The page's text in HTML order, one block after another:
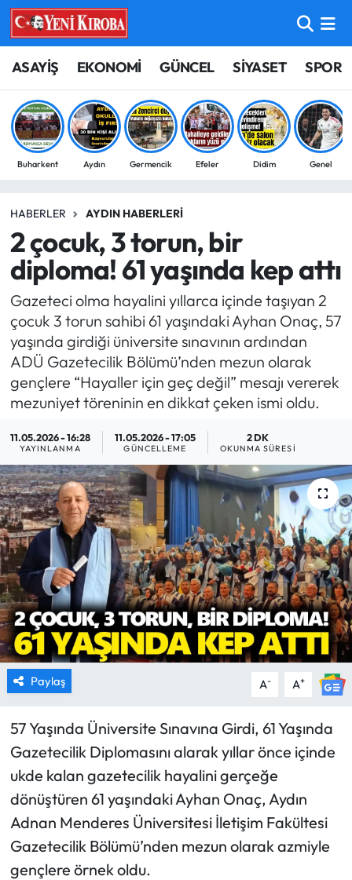
ASAYİŞ EKONOMİ GÜNCEL SİYASET SPOR
Buharkent Aydın Germencik Efeler Didim Genel
HABERLER AYDIN HABERLERI
2 çocuk, 3 torun, bir
diploma! 61 yaşında kep attı
Gazeteci olma hayalini yıllarca içinde taşıyan 2
çocuk 3 torun sahibi 61 yaşındaki Ayhan Onaç, 57
yaşında girdiği üniversite sınavının ardından
ADÜ Gazetecilik Bölümü’nden mezun olarak
gençlere “Hayaller için geç değil” mesajı vererek
mezuniyet töreninin en dikkat çeken ismi oldu.
11.05.2026 - 16:28
YAYINLANMA
11.05.2026 - 17:05
GÜNCELLEME
2 DK
OKUNMA SÜRESI
Paylaş A- A+
57 Yaşında Üniversite Sınavına Girdi, 61 Yaşında
Gazetecilik Diplomasını alarak yıllar önce içinde
ukde kalan gazetecilik hayalini gerçeğe
dönüştüren 61 yaşındaki Ayhan Onaç, Aydın
Adnan Menderes Üniversitesi İletişim Fakültesi
Gazetecilik Bölümü’nden mezun olarak azmiyle
gençlere örnek oldu.
ASAYİŞ
BİLİM-TEKNOLOJİ
ÇEVRE
EĞİTİM
EKONOMİ
GÜNCEL
GÜNDEM
MAGAZİN
SPOR
TARIM
TURİZM
YAŞAM
RESMİ İLANLAR
Aydın Nöbetçi Eczaneler
Aydın Hava Durumu
Aydin Namaz Vakitleri
Süper Lig Puan Durumu ve Fikstür
Tüm Manşetler
Son Dakika Haberleri
Haber Arşivi